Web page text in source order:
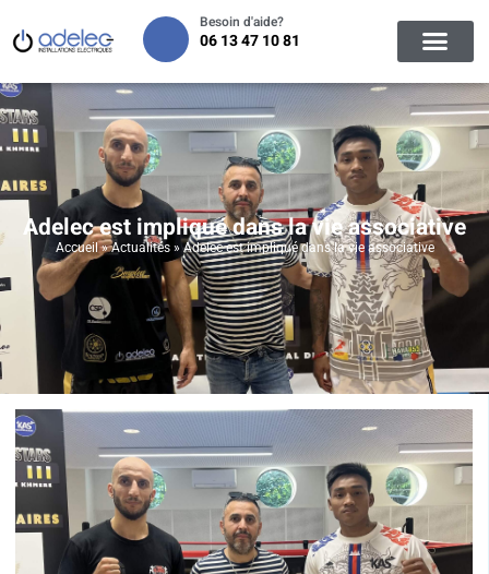
Besoin d'aide?
06 13 47 10 81
Adelec est impliqué dans la vie associative
Accueil»Actualités»Adelec est impliqué dans la vie associative